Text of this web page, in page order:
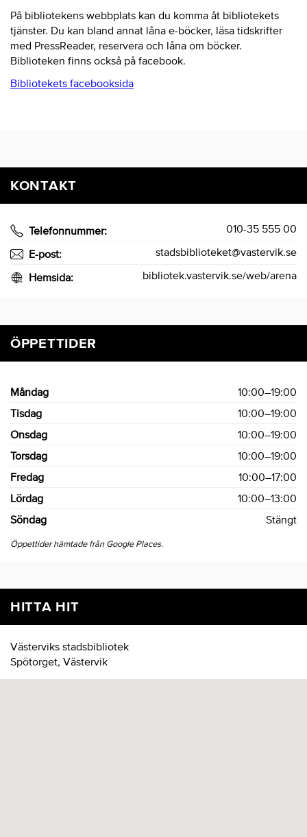
På bibliotekens webbplats kan du komma åt bibliotekets
tjänster. Du kan bland annat låna e-böcker, läsa tidskrifter
med PressReader, reservera och låna om böcker.
Biblioteken finns också på facebook.
Bibliotekets facebooksida
KONTAKT
Telefonnummer: 010-35 555 00
E-post: stadsbiblioteket@vastervik.se
Hemsida: bibliotek.vastervik.se/web/arena
ÖPPETTIDER
Måndag
10:00–19:00
Tisdag
10:00–19:00
Onsdag
10:00–19:00
Torsdag
10:00–19:00
Fredag
10:00–17:00
Lördag
10:00–13:00
Söndag
Stängt
Öppettider hämtade från Google Places.
HITTA HIT
Västerviks stadsbibliotek
Spötorget, Västervik